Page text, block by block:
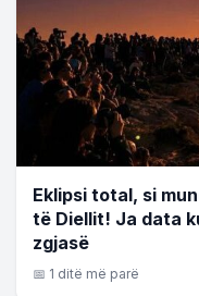
Eklipsi total, si
të Diellit! Ja data
zgjasë
📅 1 ditë më parë